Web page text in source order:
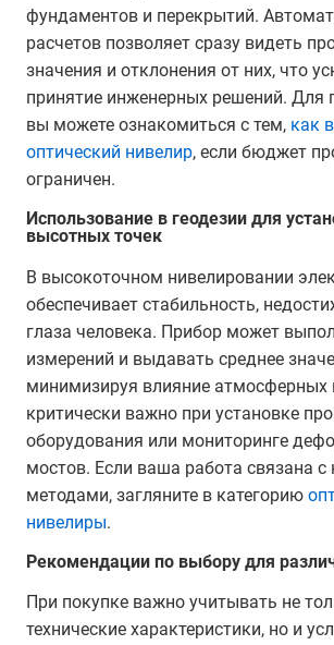
фундаментов и перекрытий.
расчетов позволяет сразу видеть
значения и отклонения от них, что
принятие инженерных решений. Для
вы можете ознакомиться с тем, как
оптический нивелир, если бюджет
ограничен.
Использование в геодезии для
высотных точек
В высокоточном нивелировании
обеспечивает стабильность,
глаза человека. Прибор может
измерений и выдавать среднее
минимизируя влияние атмосферных
критически важно при установке
оборудования или мониторинге
мостов. Если ваша работа связана с
методами, загляните в категорию
нивелиры.
Рекомендации по выбору для
При покупке важно учитывать не
технические характеристики, но и